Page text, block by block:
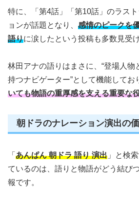
特に、「第4話」「第10話」のラス
ョンが話題となり、 感情のピークを
語りに涙したという投稿も多数見受
林田アナの語りはまさに、“登場人物
持つナビゲーター”として機能してお
いても物語の重厚感を支える重要な
朝ドラのナレーション演出の
「 あんぱん 朝ドラ 語り 演出 」と検
ているのは、語りと物語がどう結び
報です。